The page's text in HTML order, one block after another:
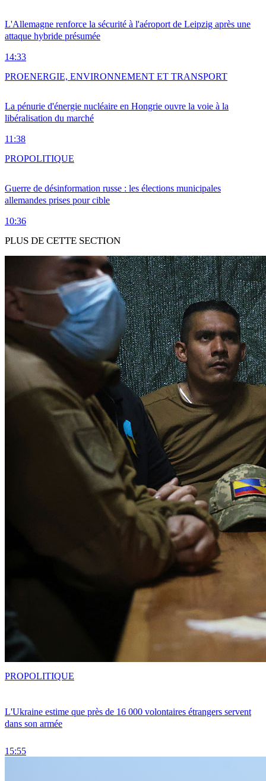
L'Allemagne renforce la sécurité à l'aéroport de Leipzig après une
attaque hybride présumée
14:33
La pénurie d'énergie nucléaire en Hongrie ouvre la voie à la
libéralisation du marché
11:38
PROENERGIE, ENVIRONNEMENT ET TRANSPORT
Guerre de désinformation russe : les élections municipales
allemandes prises pour cible
10:36
PROPOLITIQUE
PLUS DE CETTE SECTION
L'Ukraine estime que près de 16 000 volontaires étrangers servent
dans son armée
15:55
PROPOLITIQUE